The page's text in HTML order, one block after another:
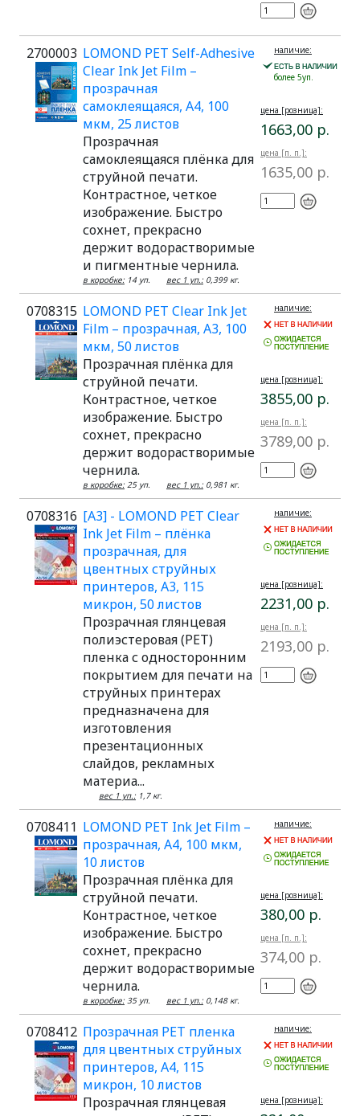
2700003 LOMOND PET Self-Adhesive
Clear Ink Jet Film –
прозрачная
самоклеящаяся, А4, 100
мкм, 25 листов
Прозрачная
самоклеящаяся плёнка для
струйной печати.
Контрастное, четкое
изображение. Быстро
сохнет, прекрасно
держит водорастворимые
и пигментные чернила.
в коробке: 14 уп. вес 1 уп.: 0,399 кг.
наличие:
более 5уп.
цена [розница]:
1663,00 р.
цена [п. п.]:
1635,00 р.
0708315 LOMOND PET Clear Ink Jet
Film – прозрачная, А3, 100
мкм, 50 листов
Прозрачная плёнка для
струйной печати.
Контрастное, четкое
изображение. Быстро
сохнет, прекрасно
держит водорастворимые
чернила.
в коробке: 25 уп. вес 1 уп.: 0,981 кг.
наличие:
цена [розница]:
3855,00 р.
цена [п. п.]:
3789,00 р.
0708316 [A3] - LOMOND PET Clear
Ink Jet Film – плёнка
прозрачная, для
цвентных струйных
принтеров, А3, 115
микрон, 50 листов
Прозрачная глянцевая
полиэстеровая (PET)
пленка с односторонним
покрытием для печати на
струйных принтерах
предназначена для
изготовления
презентационных
слайдов, рекламных
материа...
вес 1 уп.: 1,7 кг.
наличие:
цена [розница]:
2231,00 р.
цена [п. п.]:
2193,00 р.
0708411 LOMOND PET Ink Jet Film –
прозрачная, А4, 100 мкм,
10 листов
Прозрачная плёнка для
струйной печати.
Контрастное, четкое
изображение. Быстро
сохнет, прекрасно
держит водорастворимые
чернила.
в коробке: 35 уп. вес 1 уп.: 0,148 кг.
наличие:
цена [розница]:
380,00 р.
цена [п. п.]:
374,00 р.
0708412 Прозрачная PET пленка
для цвентных струйных
принтеров, А4, 115
микрон, 10 листов
Прозрачная глянцевая
наличие:
цена [розница]: